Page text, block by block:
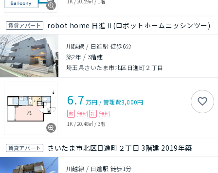
賃貸アパート robot home 日進Ⅱ(ロボットホームニッシンツー)
川越線 / 日進駅 徒歩6分
築2年 / 3階建
埼玉県さいたま市北区日進町２丁目
6.7 万円 /管理費3,000円
敷 無料 礼 無料
1K / 20.48㎡ / 3階
賃貸アパート さいたま市北区日進町２丁目 3階建 2019年築
川越線 / 日進駅 徒歩1分